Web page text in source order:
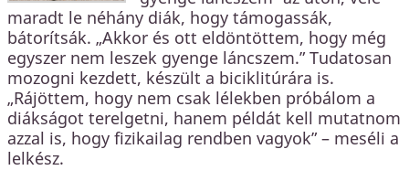
maradt le néhány diák, hogy támogassák,
bátorítsák. „Akkor és ott eldöntöttem, hogy még
egyszer nem leszek gyenge láncszem.” Tudatosan
mozogni kezdett, készült a biciklitúrára is.
„Rájöttem, hogy nem csak lélekben próbálom a
diákságot terelgetni, hanem példát kell mutatnom
azzal is, hogy fizikailag rendben vagyok” – meséli a
lelkész.